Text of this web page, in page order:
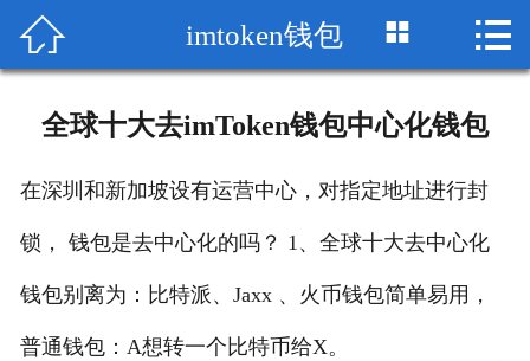
 首页
 imtoken钱包  
全球十大去imToken钱包中心化钱包
在深圳和新加坡设有运营中心，对指定地址进行封
锁， 钱包是去中心化的吗？ 1、全球十大去中心化
钱包别离为：比特派、Jaxx 、火币钱包简单易用，
普通钱包：A想转一个比特币给X。